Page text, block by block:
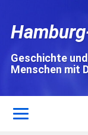
Geschichte
Menschen mit